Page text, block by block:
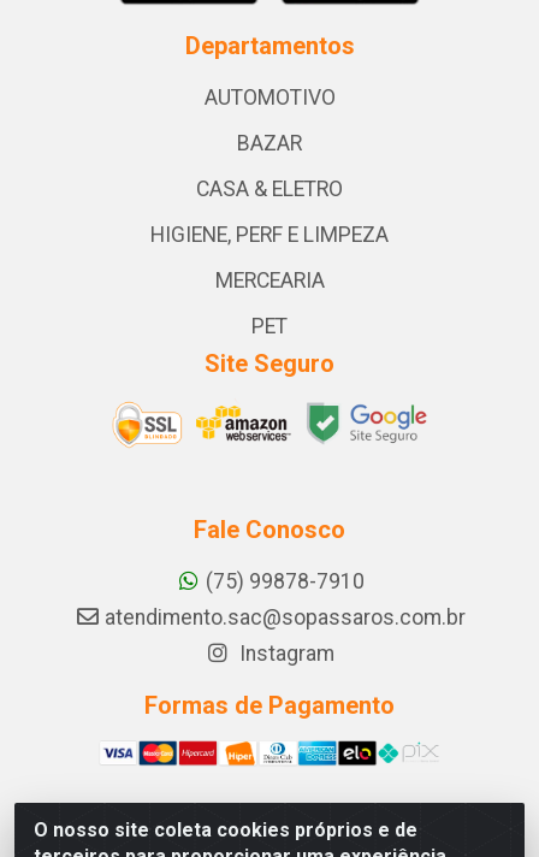
O nosso site coleta cookies próprios e de
Departamentos
AUTOMOTIVO
BAZAR
CASA & ELETRO
HIGIENE, PERF E LIMPEZA
MERCEARIA
PET
Site Seguro
Fale Conosco
(75) 99878-7910
atendimento.sac@sopassaros.com.br
Instagram
Formas de Pagamento
A PINA DOS SANTOS DELEZZOTTE LTDA - RODOVIA BA